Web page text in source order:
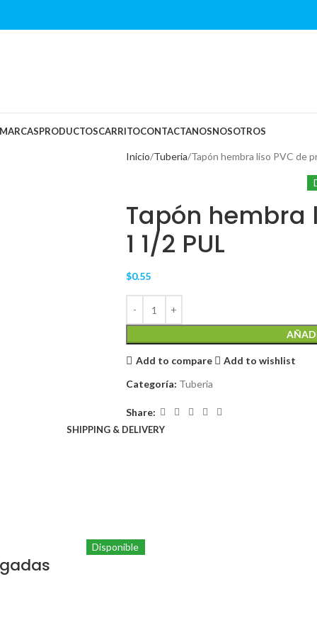
MARCASPRODUCTOSCARRITOCONTACTANOSNOSOTROS
Inicio Tuberia Tapón hembra liso PVC de
Tapón hembra
1 1/2 PUL
$0.55
Add to compare
Add to wishlist
Categoría: Tuberia
Share:
SHIPPING & DELIVERY
Disponible